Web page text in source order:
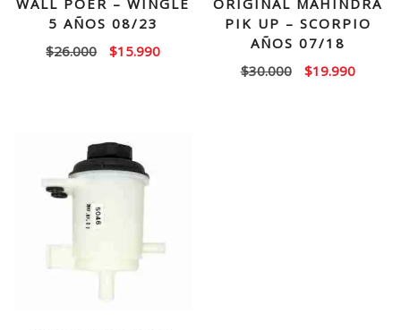
WALL POER – WINGLE
5 AÑOS 08/23
$26.000
El
$15.990El
ORIGINAL MAHINDRA
PIK UP – SCORPIO
AÑOS 07/18
$30.000
El
$19.990El